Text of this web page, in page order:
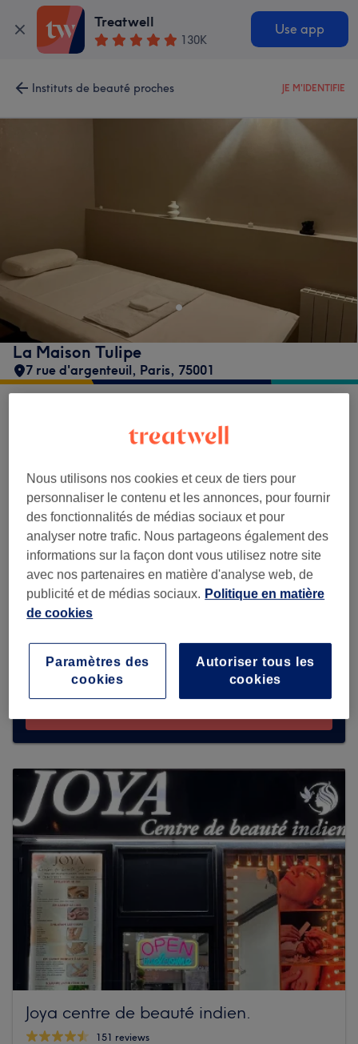
Treatwell
130K
Use app
Instituts de beauté proches JE M'IDENTIFIE
La Maison Tulipe
7 rue d'argenteuil, Paris, 75001
La Maison Tulipe n'accepte pas encore de
réservations sur Treatwell. Utilisez la barre
découvrir les salons disponibles dans votre
région. Vous y trouverez de nombreux
professionnels bien notés prêts à vous
accueillir.
Trouver les meilleurs établissements
autour de vous
Joya centre de beauté indien.
151 reviews
Nous utilisons nos cookies et ceux de tiers pour
personnaliser le contenu et les annonces, pour fournir
des fonctionnalités de médias sociaux et pour
analyser notre trafic. Nous partageons également des
informations sur la façon dont vous utilisez notre site
avec nos partenaires en matière d'analyse web, de
publicité et de médias sociaux. Politique en matière
de cookies
Autoriser tous les
cookies
Paramètres des
cookies